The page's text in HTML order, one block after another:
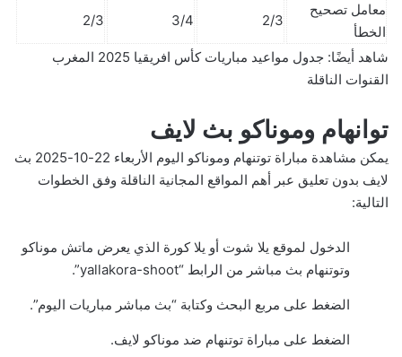
معامل تصحيح
الخطأ
2/3
3/4
2/3
شاهد أيضًا:
جدول مواعيد مباريات كأس افريقيا 2025 المغرب
القنوات الناقلة
توانهام وموناكو بث لايف
يمكن مشاهدة مباراة توتنهام وموناكو اليوم الأربعاء 22-10-2025 بث
لايف بدون تعليق عبر أهم المواقع المجانية الناقلة وفق الخطوات
التالية:
الدخول لموقع يلا شوت أو يلا كورة الذي يعرض ماتش موناكو
وتوتنهام بث مباشر من الرابط “yallakora-shoot”.
الضغط على مربع البحث وكتابة “بث مباشر مباريات اليوم”.
الضغط على مباراة توتنهام ضد موناكو لايف.